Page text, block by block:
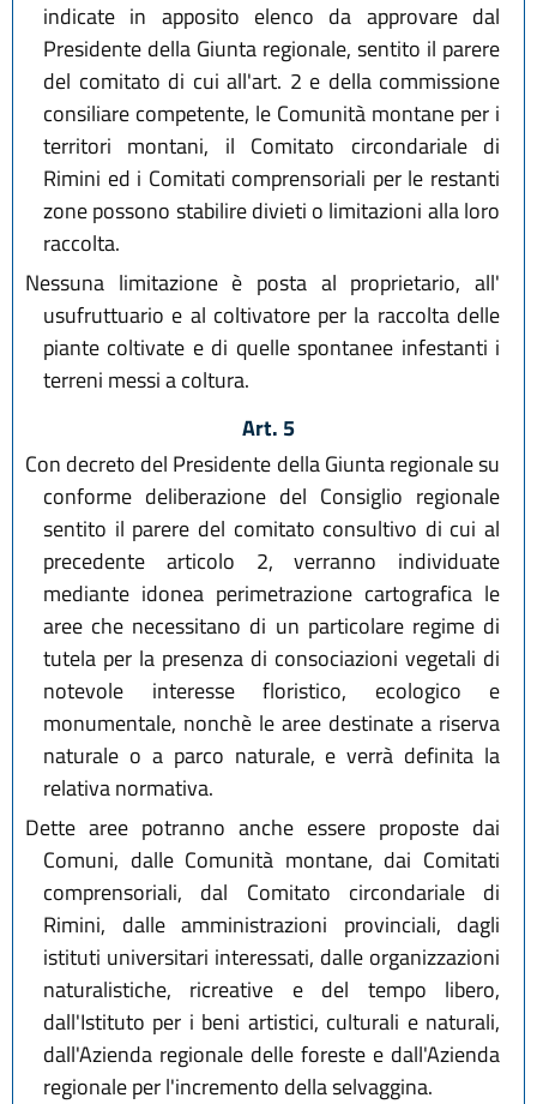
indicate in apposito elenco da approvare dal
Presidente della Giunta regionale, sentito il parere
del comitato di cui all'art. 2 e della commissione
consiliare competente, le Comunità montane per i
territori montani, il Comitato circondariale di
Rimini ed i Comitati comprensoriali per le restanti
zone possono stabilire divieti o limitazioni alla loro
raccolta.
Nessuna limitazione è posta al proprietario, all'
usufruttuario e al coltivatore per la raccolta delle
piante coltivate e di quelle spontanee infestanti i
terreni messi a coltura.
Art. 5
Con decreto del Presidente della Giunta regionale su
conforme deliberazione del Consiglio regionale
sentito il parere del comitato consultivo di cui al
precedente articolo 2, verranno individuate
mediante idonea perimetrazione cartografica le
aree che necessitano di un particolare regime di
tutela per la presenza di consociazioni vegetali di
notevole interesse floristico, ecologico e
monumentale, nonchè le aree destinate a riserva
naturale o a parco naturale, e verrà definita la
relativa normativa.
Dette aree potranno anche essere proposte dai
Comuni, dalle Comunità montane, dai Comitati
comprensoriali, dal Comitato circondariale di
Rimini, dalle amministrazioni provinciali, dagli
istituti universitari interessati, dalle organizzazioni
naturalistiche, ricreative e del tempo libero,
dall'Istituto per i beni artistici, culturali e naturali,
dall'Azienda regionale delle foreste e dall'Azienda
regionale per l'incremento della selvaggina.